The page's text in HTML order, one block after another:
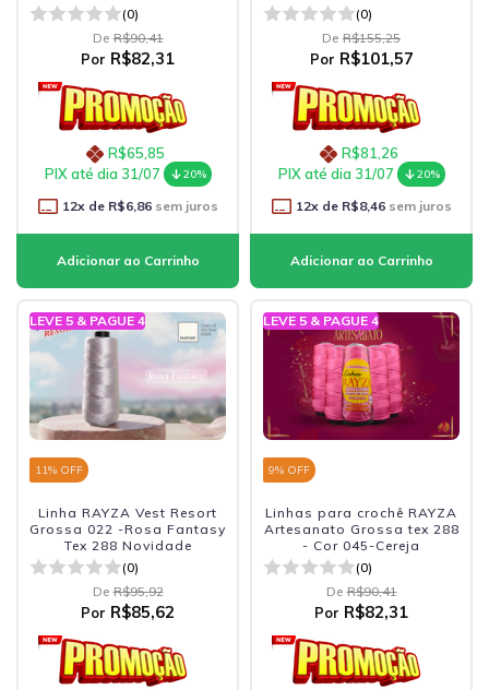
(0)
De R$90,41
Por R$82,31
R$65,85
PIX até dia 31/07
20%
12x de R$6,86sem juros
(0)
De R$155,25
Por R$101,57
R$81,26
PIX até dia 31/07
20%
12x de R$8,46sem juros
LEVE 5 & PAGUE 4
11% OFF
Linha RAYZA Vest Resort
Grossa 022 -Rosa Fantasy
Tex 288 Novidade
(0)
De R$95,92
Por R$85,62
LEVE 5 & PAGUE 4
9% OFF
Linhas para crochê RAYZA
Artesanato Grossa tex 288
- Cor 045-Cereja
(0)
De R$90,41
Por R$82,31